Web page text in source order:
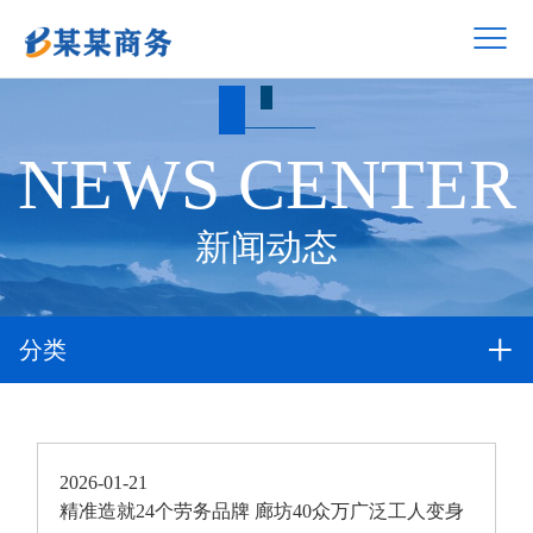
NEWS CENTER
新闻动态
分类
2026-01-21
精准造就24个劳务品牌 廊坊40众万广泛工人变身